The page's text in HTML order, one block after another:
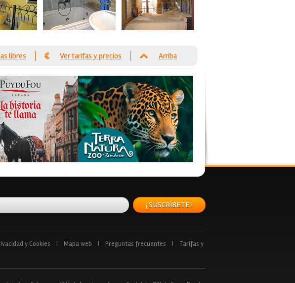
libres Ver tarifas y precios Arriba
¡ SUSCRÍBETE !
y Cookies Mapa web Preguntas frecuentes
Tarifas y